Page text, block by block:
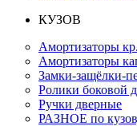
КУЗОВ
Амортизаторы
Амортизаторы
Замки-защёлки-
Ролики боковой
Ручки дверные
РАЗНОЕ по